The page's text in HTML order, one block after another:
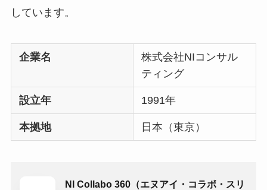
しています。
企業名
株式会社NIコンサル
ティング
設立年 1991年
本拠地 日本（東京）
NI Collabo 360（エヌアイ・コラボ・スリ